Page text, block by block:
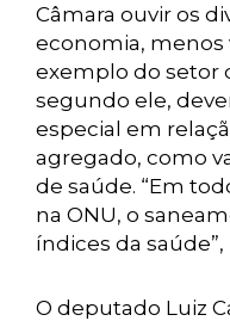
Câmara ouvir os
economia, menos
exemplo do setor
segundo ele,
especial em
agregado, como
de saúde. “Em
na ONU, o
índices da
O deputado Luiz